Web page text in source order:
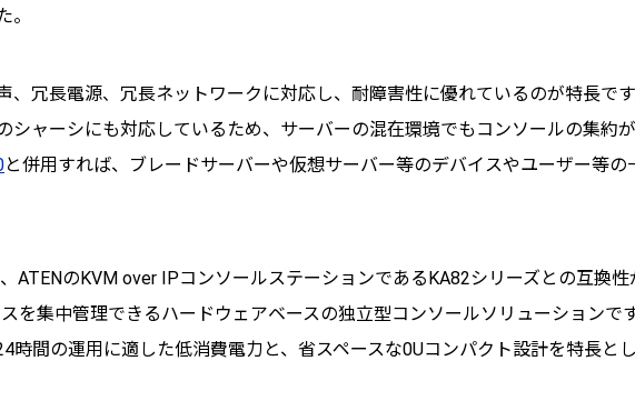
。
、冗長電源、冗長ネットワークに対応し、耐障害性に優れているのが特長で
シャーシにも対応しているため、サーバーの混在環境でもコンソールの集約
と併用すれば、ブレードサーバーや仮想サーバー等のデバイスやユーザー等
ATENのKVM over IPコンソールステーションであるKA82シリーズとの互換
を集中管理できるハードウェアベースの独立型コンソールソリューションで
時間の運用に適した低消費電力と、省スペースな0Uコンパクト設計を特長とし